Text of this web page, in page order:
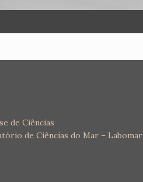
de Ciências
de Ciências do Mar – Labomar